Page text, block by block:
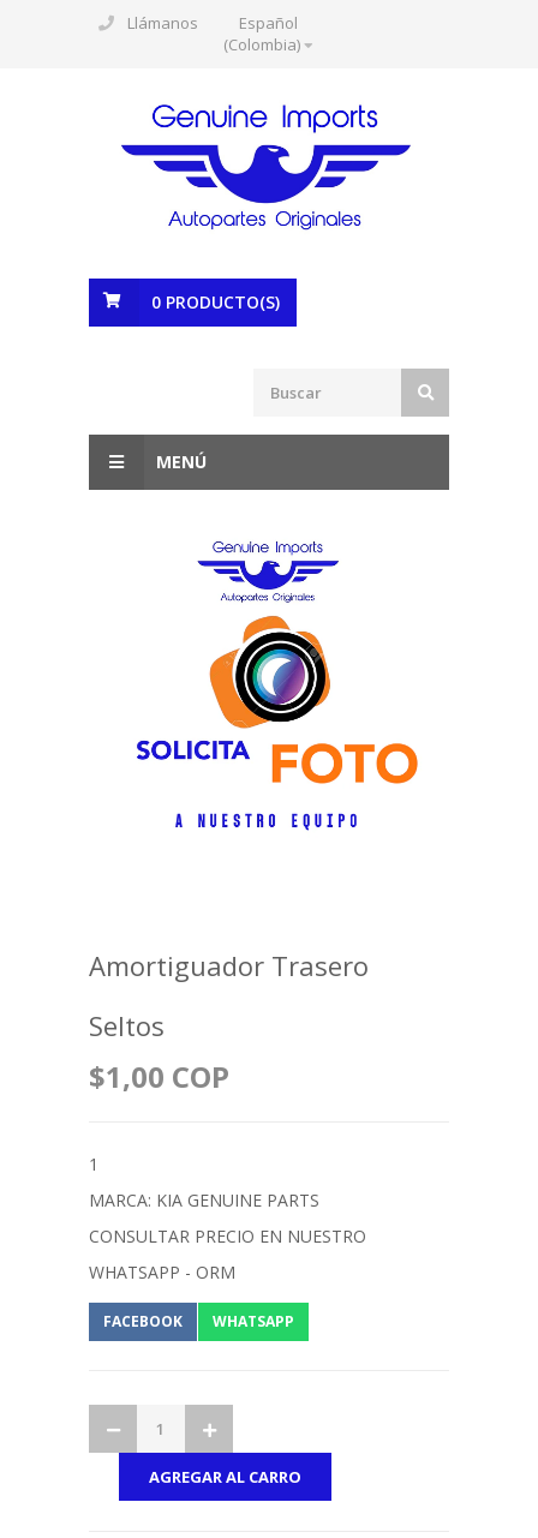
Llámanos
Español
(Colombia)
0 PRODUCTO(S)
MENÚ
Amortiguador Trasero
Seltos
$1,00 COP
1
MARCA: KIA GENUINE PARTS
CONSULTAR PRECIO EN NUESTRO
WHATSAPP - ORM
FACEBOOK WHATSAPP